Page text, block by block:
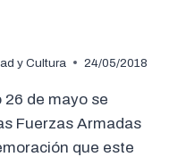
y Cultura 24/05/2018
26 de mayo se
Fuerzas Armadas
que este